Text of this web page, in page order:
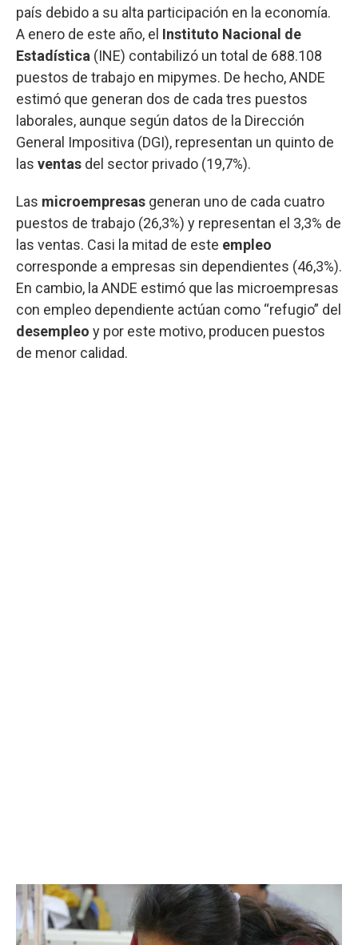
país debido a su alta participación en la economía.
A enero de este año, el Instituto Nacional de
Estadística (INE) contabilizó un total de 688.108
puestos de trabajo en mipymes. De hecho, ANDE
estimó que generan dos de cada tres puestos
laborales, aunque según datos de la Dirección
General Impositiva (DGI), representan un quinto de
las ventas del sector privado (19,7%).
Las microempresas generan uno de cada cuatro
puestos de trabajo (26,3%) y representan el 3,3% de
las ventas. Casi la mitad de este empleo
corresponde a empresas sin dependientes (46,3%).
En cambio, la ANDE estimó que las microempresas
con empleo dependiente actúan como “refugio” del
desempleo y por este motivo, producen puestos
de menor calidad.